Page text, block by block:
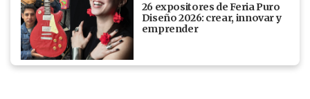
26 expositores de Feria Puro
Diseño 2026: crear, innovar y
emprender